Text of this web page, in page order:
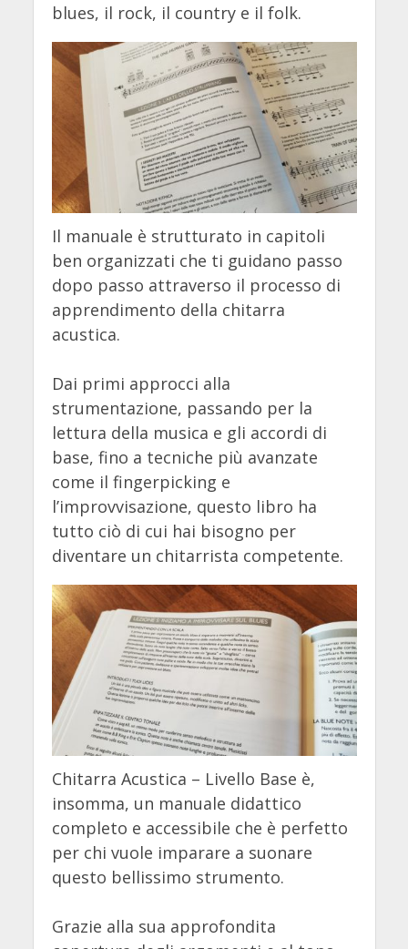
blues, il rock, il country e il folk.
Il manuale è strutturato in capitoli
ben organizzati che ti guidano passo
dopo passo attraverso il processo di
apprendimento della chitarra
acustica.
Dai primi approcci alla
strumentazione, passando per la
lettura della musica e gli accordi di
base, fino a tecniche più avanzate
come il fingerpicking e
l’improvvisazione, questo libro ha
tutto ciò di cui hai bisogno per
diventare un chitarrista competente.
Chitarra Acustica – Livello Base è,
insomma, un manuale didattico
completo e accessibile che è perfetto
per chi vuole imparare a suonare
questo bellissimo strumento.
Grazie alla sua approfondita